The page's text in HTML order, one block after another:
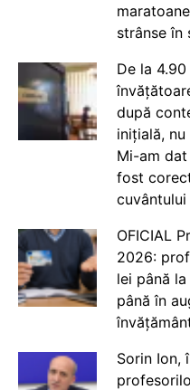
strânse în
De la
după
inițială,
Mi-am dat
fost
cuvântului
OFICIAL
2026:
lei până
până în
Sorin Ion,